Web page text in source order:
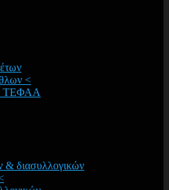
<
ΤΕΦΑΑ
& διασυλλογικών